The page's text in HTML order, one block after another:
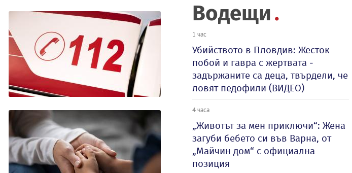
Водещи
1 час
Убийството в Пловдив: Жесток
побой и гавра с жертвата -
задържаните са деца, твърдели, че
ловят педофили (ВИДЕО)
4 часа
„Животът за мен приключи“: Жена
загуби бебето си във Варна, от
„Майчин дом“ с официална
позиция